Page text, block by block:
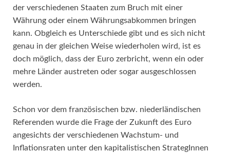
der verschiedenen Staaten zum Bruch mit einer
Währung oder einem Währungsabkommen bringen
kann. Obgleich es Unterschiede gibt und es sich nicht
genau in der gleichen Weise wiederholen wird, ist es
doch möglich, dass der Euro zerbricht, wenn ein oder
mehre Länder austreten oder sogar ausgeschlossen
werden.
Schon vor dem französischen bzw. niederländischen
Referenden wurde die Frage der Zukunft des Euro
angesichts der verschiedenen Wachstum- und
Inflationsraten unter den kapitalistischen StrategInnen